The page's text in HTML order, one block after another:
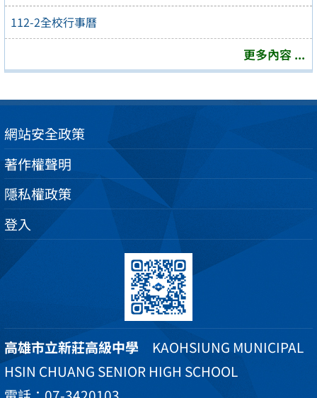
112-2全校行事曆
更多內容 ...
網站安全政策
著作權聲明
隱私權政策
登入
高雄市立新莊高級中學 KAOHSIUNG MUNICIPAL
HSIN CHUANG SENIOR HIGH SCHOOL